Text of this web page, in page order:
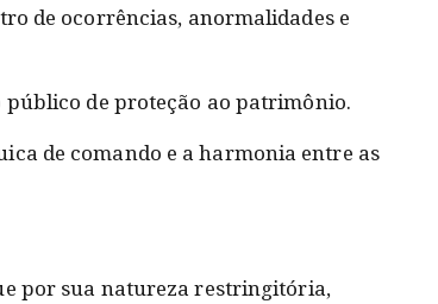
de ocorrências, anormalidades e
de proteção ao patrimônio.
de comando e a harmonia entre as
por sua natureza restringitória,